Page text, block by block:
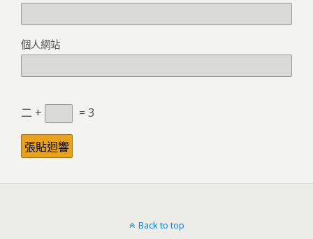
個人網站
二 + = 3
Back to top